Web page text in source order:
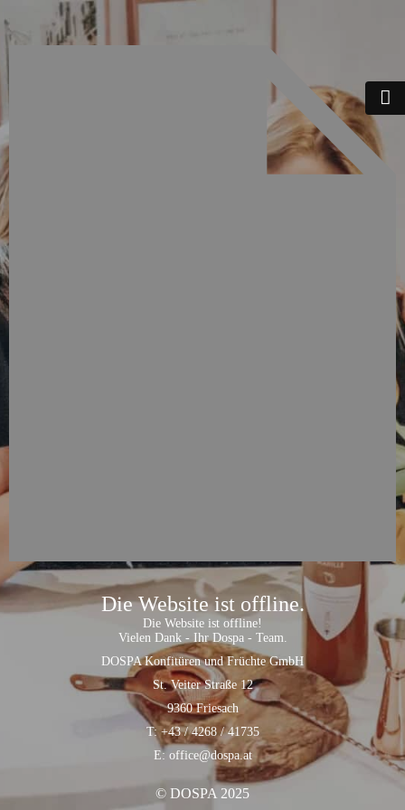
Die Website ist offline.
Die Website ist offline!
Vielen Dank - Ihr Dospa - Team.
DOSPA Konfitüren und Früchte GmbH
St. Veiter Straße 12
9360 Friesach
T: +43 / 4268 / 41735
E: office@dospa.at
© DOSPA 2025